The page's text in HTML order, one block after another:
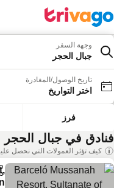
وجهة السفر
جبال الحجر
تاريخ الوصول/المغادرة
اختر التواريخ
فرز
في جبال الحجر
كيف تؤثر العمولات التي نحصل